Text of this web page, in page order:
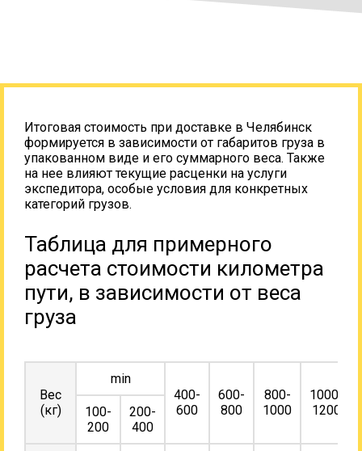
Итоговая стоимость при доставке в Челябинск
формируется в зависимости от габаритов груза в
упакованном виде и его суммарного веса. Также
на нее влияют текущие расценки на услуги
экспедитора, особые условия для конкретных
категорий грузов.
Таблица для примерного
расчета стоимости километра
пути, в зависимости от веса
груза
Вес
(кг)
min
400-
600
600-
800
800-
1000
1000-
1200
100-
200
200-
400